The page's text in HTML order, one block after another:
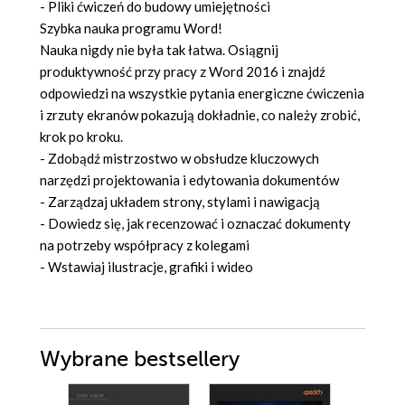
- Pliki ćwiczeń do budowy umiejętności
Szybka nauka programu Word!
Nauka nigdy nie była tak łatwa. Osiągnij
produktywność przy pracy z Word 2016 i znajdź
odpowiedzi na wszystkie pytania energiczne ćwiczenia
i zrzuty ekranów pokazują dokładnie, co należy zrobić,
krok po kroku.
- Zdobądź mistrzostwo w obsłudze kluczowych
narzędzi projektowania i edytowania dokumentów
- Zarządzaj układem strony, stylami i nawigacją
- Dowiedz się, jak recenzować i oznaczać dokumenty
na potrzeby współpracy z kolegami
- Wstawiaj ilustracje, grafiki i wideo
Wybrane bestsellery